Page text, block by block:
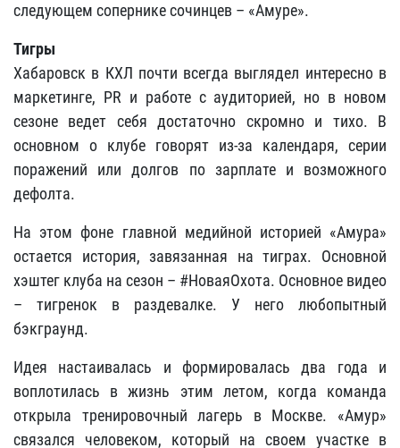
следующем сопернике сочинцев – «Амуре».
Тигры
Хабаровск в КХЛ почти всегда выглядел интересно в
маркетинге, PR и работе с аудиторией, но в новом
сезоне ведет себя достаточно скромно и тихо. В
основном о клубе говорят из-за календаря, серии
поражений или долгов по зарплате и возможного
дефолта.
На этом фоне главной медийной историей «Амура»
остается история, завязанная на тиграх. Основной
хэштег клуба на сезон – #НоваяОхота. Основное видео
– тигренок в раздевалке. У него любопытный
бэкграунд.
Идея настаивалась и формировалась два года и
воплотилась в жизнь этим летом, когда команда
открыла тренировочный лагерь в Москве. «Амур»
связался человеком, который на своем участке в